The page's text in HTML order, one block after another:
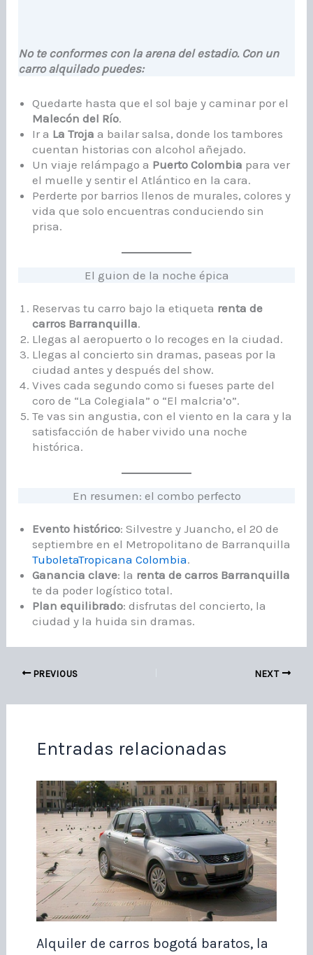
No te conformes con la arena del estadio. Con un
carro alquilado puedes:
Quedarte hasta que el sol baje y caminar por el
Malecón del Río.
Ir a La Troja a bailar salsa, donde los tambores
cuentan historias con alcohol añejado.
Un viaje relámpago a Puerto Colombia para ver
el muelle y sentir el Atlántico en la cara.
Perderte por barrios llenos de murales, colores y
vida que solo encuentras conduciendo sin
prisa.
El guion de la noche épica
Reservas tu carro bajo la etiqueta renta de
carros Barranquilla.
Llegas al aeropuerto o lo recoges en la ciudad.
Llegas al concierto sin dramas, paseas por la
ciudad antes y después del show.
Vives cada segundo como si fueses parte del
coro de “La Colegiala” o “El malcria’o”.
Te vas sin angustia, con el viento en la cara y la
satisfacción de haber vivido una noche
histórica.
En resumen: el combo perfecto
Evento histórico: Silvestre y Juancho, el 20 de
septiembre en el Metropolitano de Barranquilla
TuboletaTropicana Colombia.
Ganancia clave: la renta de carros Barranquilla
te da poder logístico total.
Plan equilibrado: disfrutas del concierto, la
ciudad y la huida sin dramas.
PREVIOUS NEXT
Entradas relacionadas
Alquiler de carros bogotá baratos, la